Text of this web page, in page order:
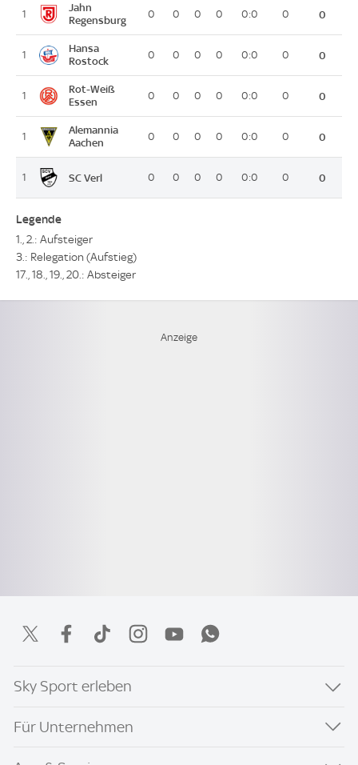
1
Jahn
Regensburg
0 0 0 0 0:0 0 0
1
Hansa
Rostock
0 0 0 0 0:0 0 0
1
Rot-Weiß
Essen
0 0 0 0 0:0 0 0
1
Alemannia
Aachen
0 0 0 0 0:0 0 0
1 SC Verl 0 0 0 0 0:0 0 0
Legende
1., 2.: Aufsteiger
3.: Relegation (Aufstieg)
17., 18., 19., 20.: Absteiger
Sky Sport erleben
Für Unternehmen